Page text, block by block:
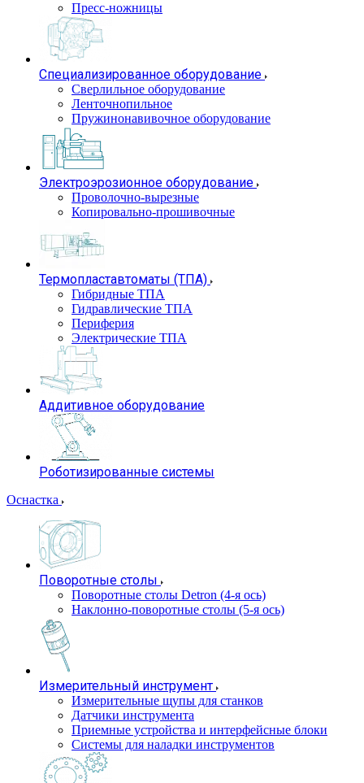
Пресс-ножницы
Специализированное оборудование
Сверлильное оборудование
Ленточнопильное
Пружинонавивочное оборудование
Электроэрозионное оборудование
Проволочно-вырезные
Копировально-прошивочные
Термопластавтоматы (ТПА)
Гибридные ТПА
Гидравлические ТПА
Периферия
Электрические ТПА
Аддитивное оборудование
Роботизированные системы
Оснастка
Поворотные столы
Поворотные столы Detron (4-я ось)
Наклонно-поворотные столы (5-я ось)
Измерительный инструмент
Измерительные щупы для станков
Датчики инструмента
Приемные устройства и интерфейсные блоки
Системы для наладки инструментов